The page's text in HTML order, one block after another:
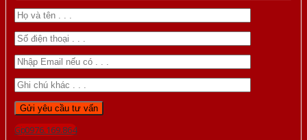
Gọi 0976.169.864